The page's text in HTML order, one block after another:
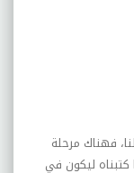
فهناك مرحلة
ليكون في